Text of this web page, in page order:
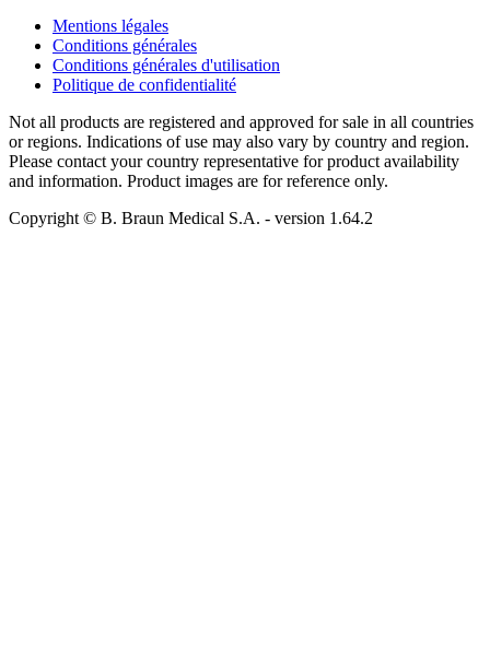
Mentions légales
Conditions générales
Conditions générales d'utilisation
Politique de confidentialité
Not all products are registered and approved for sale in all countries
or regions. Indications of use may also vary by country and region.
Please contact your country representative for product availability
and information. Product images are for reference only.
Copyright © B. Braun Medical S.A. - version 1.64.2